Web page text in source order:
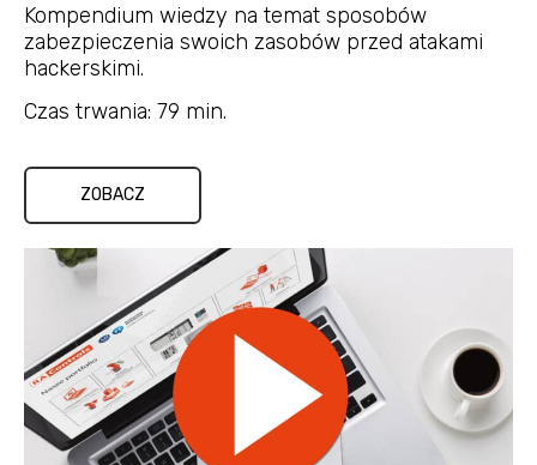
Kompendium wiedzy na temat sposobów
zabezpieczenia swoich zasobów przed atakami
hackerskimi.
Czas trwania: 79 min.
ZOBACZ